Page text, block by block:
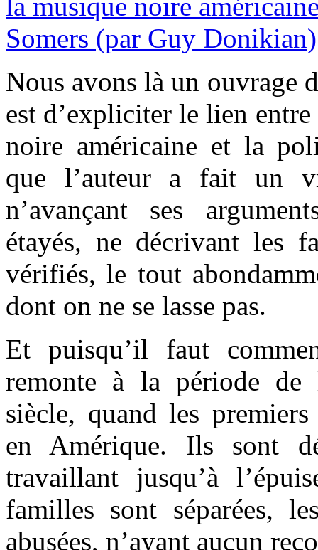
Nous avons là un ouvrage
est d’expliciter le lien
noire américaine et la
que l’auteur a fait un
n’avançant ses
étayés, ne décrivant les
vérifiés, le tout
dont on ne se lasse pas.
Et puisqu’il faut
remonte à la période de
siècle, quand les
en Amérique. Ils sont
travaillant jusqu’à
familles sont séparées,
abusées, n’ayant aucun